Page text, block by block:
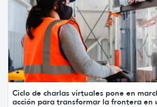
Ciclo de charlas virtuales pone en
acción para transformar la frontera en